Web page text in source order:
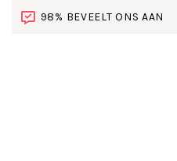
98% BEVEELT ONS AAN